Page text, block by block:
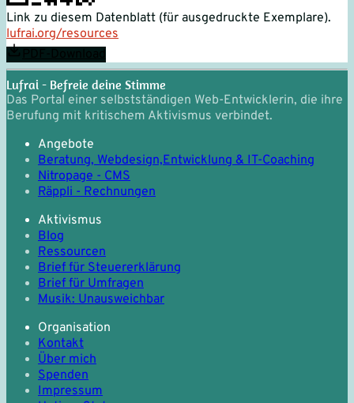
Link zu diesem Datenblatt (für ausgedruckte Exemplare).
lufrai.org/resources
Lufrai - Befreie deine Stimme
Das Portal einer selbstständigen Web-Entwicklerin, die ihre
Berufung mit kritischem Aktivismus verbindet.
Angebote
Beratung, Webdesign,Entwicklung & IT-Coaching
Nitropage - CMS
Räppli - Rechnungen
Aktivismus
Blog
Ressourcen
Brief für Steuererklärung
Brief für Umfragen
Musik: Unausweichbar
Organisation
Kontakt
Über mich
Spenden
Impressum